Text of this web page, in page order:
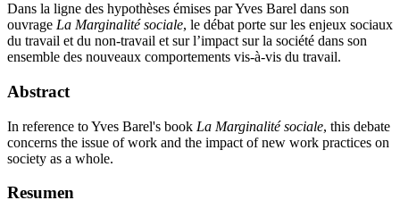
Dans la ligne des hypothèses émises par Yves Barel dans son
ouvrage La Marginalité sociale, le débat porte sur les enjeux sociaux
du travail et du non-travail et sur l’impact sur la société dans son
ensemble des nouveaux comportements vis-à-vis du travail.
Abstract
In reference to Yves Barel's book La Marginalité sociale, this debate
concerns the issue of work and the impact of new work practices on
society as a whole.
Resumen